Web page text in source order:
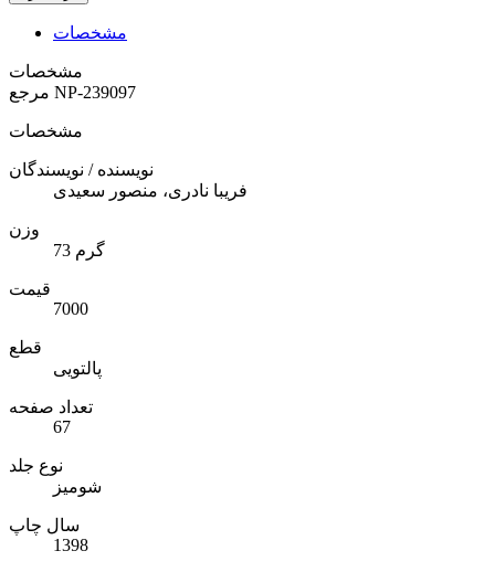
مشخصات
مشخصات
NP-239097
مشخصات
نویسنده / نویسندگان
فریبا نادری، منصور سعیدی
وزن
73 گرم
قیمت
7000
قطع
پالتویی
تعداد صفحه
67
نوع جلد
شومیز
سال چاپ
1398